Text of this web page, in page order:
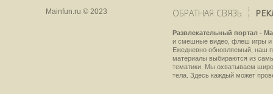
Mainfun.ru © 2023 ОБРАТНАЯ СВЯЗЬ
Развлекательный портал -
и смешные видео, флеш игры и
Ежедневно обновляемый, наш
материалы выбираются из
тематики. Мы охватываем
тела. Здесь каждый может